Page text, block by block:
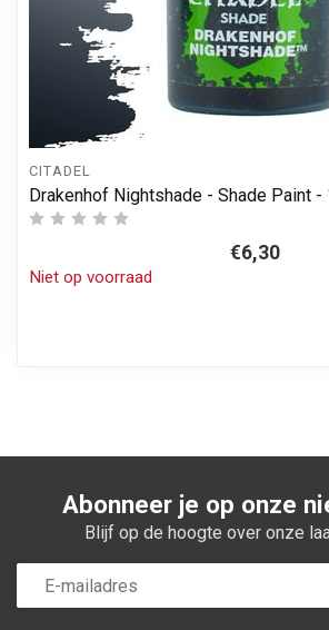
CITADEL
Drakenhof Nightshade - Shade Paint
€6,30
Niet op voorraad
Abonneer je op onze
Blijf op de hoogte over onze